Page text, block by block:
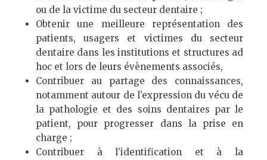
ou de la victime du secteur dentaire ;
Obtenir une meilleure représentation des
patients, usagers et victimes du secteur
dentaire dans les institutions et structures ad
hoc et lors de leurs évènements associés,
Contribuer au partage des connaissances,
notamment autour de l’expression du vécu de
la pathologie et des soins dentaires par le
patient, pour progresser dans la prise en
charge ;
Contribuer à l’identification et à la